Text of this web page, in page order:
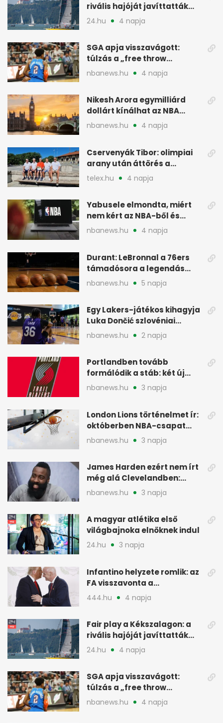
rivális hajóját javíttatták
meg
24.hu 4 napja
SGA apja visszavágott:
túlzás a „free throw
merchant” címke?
nbanews.hu 4 napja
Nikesh Arora egymilliárd
dollárt kínálhat az NBA
Europe londoni csapatáért
nbanews.hu 4 napja
Cservenyák Tibor: olimpiai
arany után áttörés a
rákkutatásban
telex.hu 4 napja
Yabusele elmondta, miért
nem kért az NBA-ből és
miért jött Európába
nbanews.hu 4 napja
Durant: LeBronnal a 76ers
támadósora a legendás
Warriorsra emlékeztet
nbanews.hu 5 napja
Egy Lakers-játékos kihagyja
Luka Dončić szlovéniai
minicampjét
nbanews.hu 2 napja
Portlandben tovább
formálódik a stáb: két új
szakember a Blazersnél
nbanews.hu 3 napja
London Lions történelmet ír:
októberben NBA-csapat
ellen lép pályára
nbanews.hu 3 napja
James Harden ezért nem írt
még alá Clevelandben:
pénzügyi okok
nbanews.hu 3 napja
A magyar atlétika első
világbajnoka elnöknek indul
24.hu 3 napja
Infantino helyzete romlik: az
FA visszavonta a
támogatását, jöhet a
444.hu 4 napja
Fair play a Kékszalagon: a
rivális hajóját javíttatták
meg
24.hu 4 napja
SGA apja visszavágott:
túlzás a „free throw
merchant” címke?
nbanews.hu 4 napja